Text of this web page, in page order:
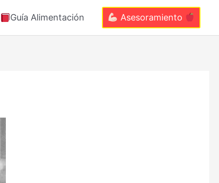
Guía Alimentación Asesoramiento